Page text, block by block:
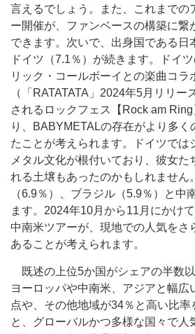
言えるでしょう。また、これまでの
ー開催が、ファンベースの構築に繋
できます。次いで、出身国である日
ドイツ（7.1％）が続きます。ドイ
リック・コールボーイとの楽曲コラ
（「RATATATA」2024年5月リリー
されるロックフェス【Rock am
り、BABYMETALの存在がより多く
たことが考えられます。ドイツでは
メタル文化が根付いており、彼女た
れる土壌もあったのかもしれません
（6.9％）、ブラジル（5.9％）と中
ます。2024年10月から11月にかけ
中南米ツアーが、現地での人気をさ
あることが考えられます。
既述の上位5か国がシェアの半数以
ヨーロッパや中南米、アジアと幅広
点や、その他地域が34％と高い比率
と、グローバルかつ多様な国々で人